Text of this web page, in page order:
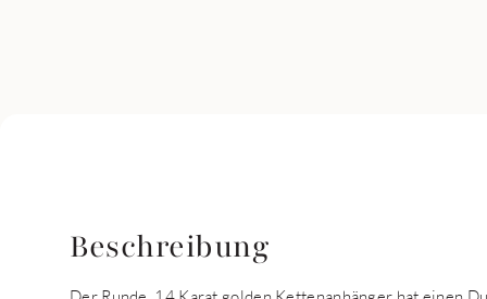
Beschreibung